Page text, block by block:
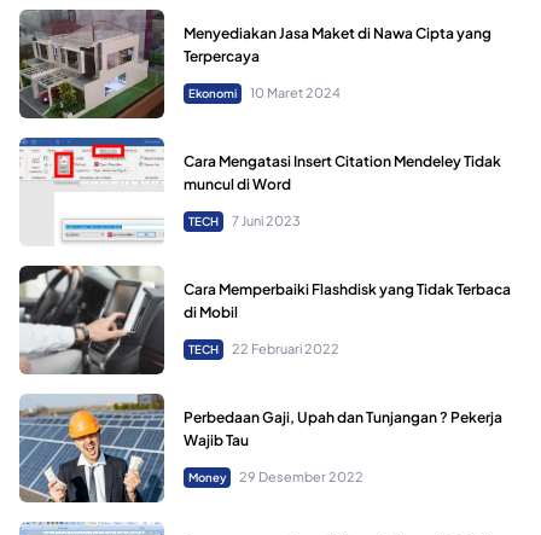
Menyediakan Jasa Maket di Nawa Cipta yang
Terpercaya
Ekonomi 10 Maret 2024
Cara Mengatasi Insert Citation Mendeley Tidak
muncul di Word
TECH 7 Juni 2023
Cara Memperbaiki Flashdisk yang Tidak Terbaca
di Mobil
TECH 22 Februari 2022
Perbedaan Gaji, Upah dan Tunjangan ? Pekerja
Wajib Tau
Money 29 Desember 2022